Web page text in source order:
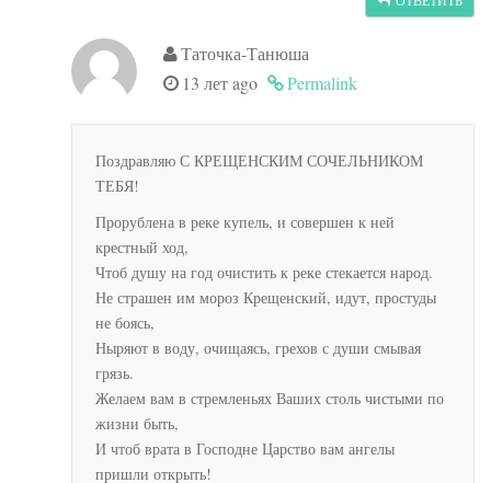
Таточка-Танюша
13 лет ago
Permalink
Поздравляю С КРЕЩЕНСКИМ СОЧЕЛЬНИКОМ
ТЕБЯ!
Прорублена в реке купель, и совершен к ней
крестный ход,
Чтоб душу на год очистить к реке стекается народ.
Не страшен им мороз Крещенский, идут, простуды
не боясь,
Ныряют в воду, очищаясь, грехов с души смывая
грязь.
Желаем вам в стремленьях Ваших столь чистыми по
жизни быть,
И чтоб врата в Господне Царство вам ангелы
пришли открыть!